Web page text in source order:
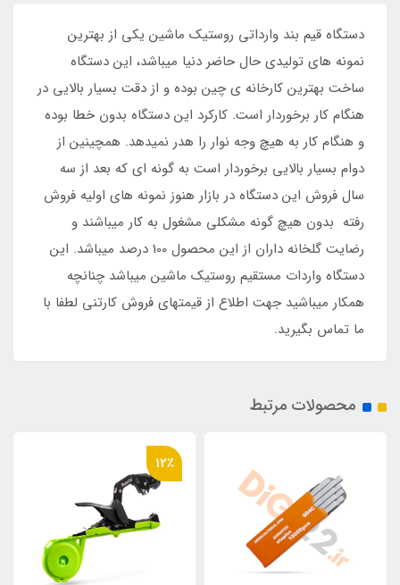
دستگاه قیم بند وارداتی روستیک ماشین یکی از بهترین
نمونه های تولیدی حال حاضر دنیا میباشد، این دستگاه
ساخت بهترین کارخانه ی چین بوده و از دقت بسیار بالایی در
هنگام کار برخوردار است. کارکرد این دستگاه بدون خطا بوده
و هنگام کار به هیچ وجه نوار را هدر نمیدهد. همچینین از
دوام بسیار بالایی برخوردار است به گونه ای که بعد از سه
سال فروش این دستگاه در بازار هنوز نمونه های اولیه فروش
رفته بدون هیچ گونه مشکلی مشغول به کار میباشند و
رضایت گلخانه داران از این محصول 100 درصد میباشد. این
دستگاه واردات مستقیم روستیک ماشین میباشد چنانچه
همکار میباشید جهت اطلاع از قیمتهای فروش کارتنی لطفا با
ما تماس بگیرید.
محصولات مرتبط
12٪